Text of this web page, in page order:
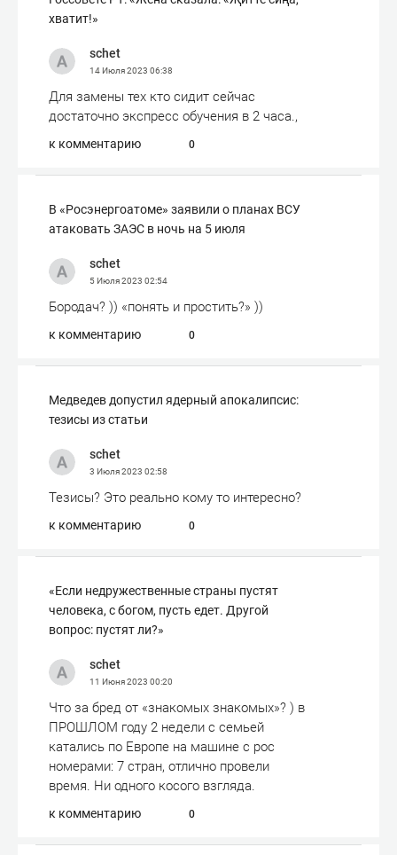
хватит!»
schet
14 Июля 2023 06:38
Для замены тех кто сидит сейчас
достаточно экспресс обучения в 2 часа.,
к комментарию 0
В «Росэнергоатоме» заявили о планах ВСУ
атаковать ЗАЭС в ночь на 5 июля
schet
5 Июля 2023 02:54
Бородач? )) «понять и простить?» ))
к комментарию 0
Медведев допустил ядерный апокалипсис:
тезисы из статьи
schet
3 Июля 2023 02:58
Тезисы? Это реально кому то интересно?
к комментарию 0
«Если недружественные страны пустят
человека, с богом, пусть едет. Другой
вопрос: пустят ли?»
schet
11 Июня 2023 00:20
Что за бред от «знакомых знакомых»? ) в
ПРОШЛОМ году 2 недели с семьей
катались по Европе на машине с рос
номерами: 7 стран, отлично провели
время. Ни одного косого взгляда.
к комментарию 0